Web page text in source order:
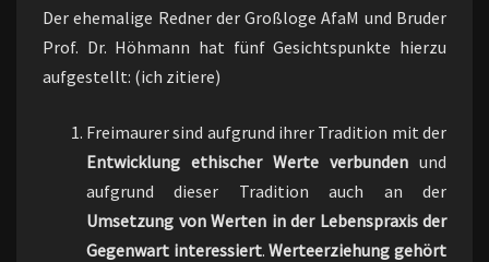
Der ehemalige Redner der Großloge AfaM und Bruder
Prof. Dr. Höhmann hat fünf Gesichtspunkte hierzu
aufgestellt: (ich zitiere)
Freimaurer sind aufgrund ihrer Tradition mit der
Entwicklung ethischer Werte verbunden und
aufgrund dieser Tradition auch an der
Umsetzung von Werten in der Lebenspraxis der
Gegenwart interessiert.Werteerziehung gehört